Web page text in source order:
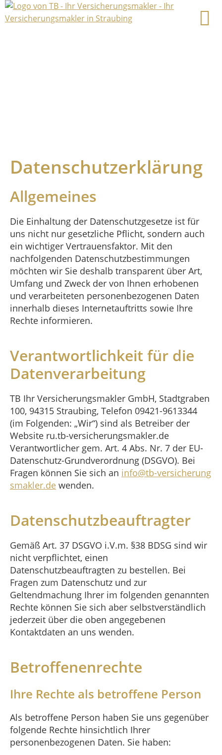
Datenschutzerklärung
Allgemeines
Die Einhaltung der Datenschutzgesetze ist für
uns nicht nur gesetzliche Pflicht, sondern auch
ein wichtiger Vertrauensfaktor. Mit den
nachfolgenden Datenschutzbestimmungen
möchten wir Sie deshalb transparent über Art,
Umfang und Zweck der von Ihnen erhobenen
und verarbeiteten personenbezogenen Daten
innerhalb dieses Internetauftritts sowie Ihre
Rechte informieren.
Verantwortlichkeit für die
Datenverarbeitung
TB Ihr Versicherungsmakler GmbH, Stadtgraben
100, 94315 Straubing, Telefon 09421-9613344
(im Folgenden: „Wir“) sind als Betreiber der
Website ru.tb-versicherungsmakler.de
Verantwortlicher gem. Art. 4 Abs. Nr. 7 der EU-
Datenschutz-Grundverordnung (DSGVO). Bei
Fragen können Sie sich an info@tb-versicherung
smakler.de wenden.
Datenschutzbeauftragter
Gemäß Art. 37 DSGVO i.V.m. §38 BDSG sind wir
nicht verpflichtet, einen
Datenschutzbeauftragten zu bestellen. Bei
Fragen zum Datenschutz und zur
Geltendmachung Ihrer im folgenden genannten
Rechte können Sie sich aber selbstverständlich
jederzeit über die oben angegebenen
Kontaktdaten an uns wenden.
Betroffenenrechte
Ihre Rechte als betroffene Person
Als betroffene Person haben Sie uns gegenüber
folgende Rechte hinsichtlich Ihrer
personenbezogenen Daten. Sie haben: